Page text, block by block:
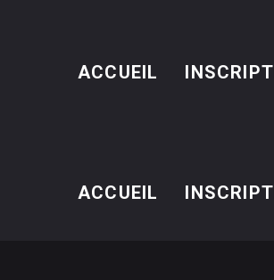
ACCUEIL
ACCUEIL